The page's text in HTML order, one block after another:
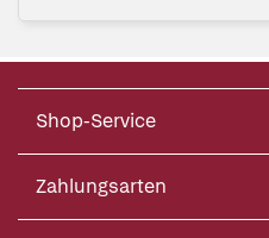
Shop-Service
Zahlungsarten